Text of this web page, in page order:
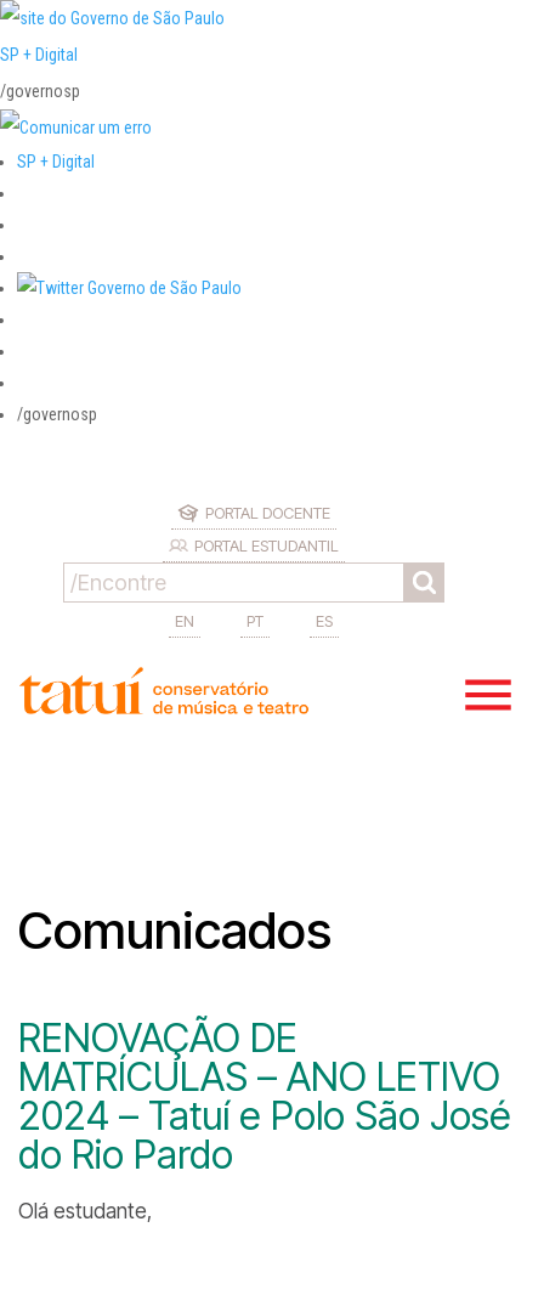
SP + Digital
/governosp
SP + Digital
/governosp
PORTAL DOCENTE
PORTAL ESTUDANTIL
EN PT ES
Comunicados
RENOVAÇÃO DE
MATRÍCULAS – ANO LETIVO
2024 – Tatuí e Polo São José
do Rio Pardo
Olá estudante,